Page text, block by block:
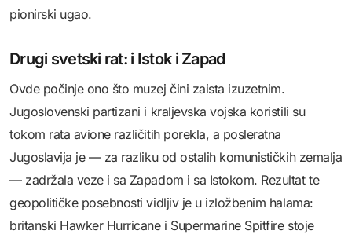
pionirski ugao.
Drugi svetski rat: i Istok i Zapad
Ovde počinje ono što muzej čini zaista izuzetnim.
Jugoslovenski partizani i kraljevska vojska koristili su
tokom rata avione različitih porekla, a posleratna
Jugoslavija je — za razliku od ostalih komunističkih zemalja
— zadržala veze i sa Zapadom i sa Istokom. Rezultat te
geopolitičke posebnosti vidljiv je u izložbenim halama:
britanski Hawker Hurricane i Supermarine Spitfire stoje